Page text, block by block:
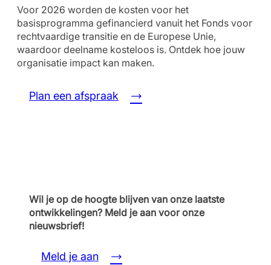
Voor 2026 worden de kosten voor het
basisprogramma gefinancierd vanuit het Fonds voor
rechtvaardige transitie en de Europese Unie,
waardoor deelname kosteloos is. Ontdek hoe jouw
organisatie impact kan maken.
Plan een afspraak
Wil je op de hoogte blijven van onze laatste
ontwikkelingen? Meld je aan voor onze
nieuwsbrief!
Meld je aan